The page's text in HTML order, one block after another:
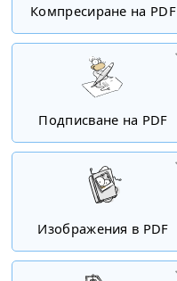
Компресиране на PDF
Подписване на PDF
Изображения в PDF